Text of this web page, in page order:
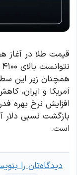
قیمت طلا در آغاز
همچنان زیر این
آمریکا و ایران،
افزایش نرخ بهره
بازگشت نسبی دلار
است.
دیدگاه‌تان را